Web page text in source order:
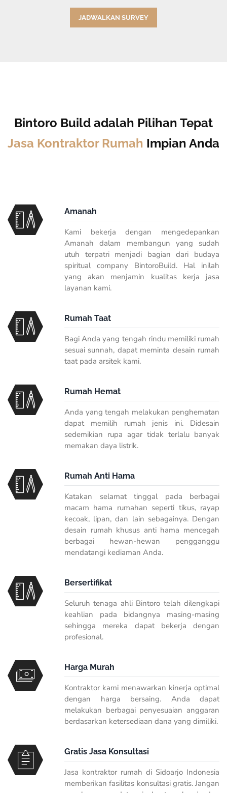
JADWALKAN SURVEY
Bintoro Build adalah Pilihan Tepat
Jasa Kontraktor Rumah Impian Anda
Amanah
Kami bekerja dengan mengedepankan
Amanah dalam membangun yang sudah
utuh terpatri menjadi bagian dari budaya
spiritual company BintoroBuild. Hal inilah
yang akan menjamin kualitas kerja jasa
layanan kami.
Rumah Taat
Bagi Anda yang tengah rindu memiliki rumah
sesuai sunnah, dapat meminta desain rumah
taat pada arsitek kami.
Rumah Hemat
Anda yang tengah melakukan penghematan
dapat memilih rumah jenis ini. Didesain
sedemikian rupa agar tidak terlalu banyak
memakan daya listrik.
Rumah Anti Hama
Katakan selamat tinggal pada berbagai
macam hama rumahan seperti tikus, rayap
kecoak, lipan, dan lain sebagainya. Dengan
desain rumah khusus anti hama mencegah
berbagai hewan-hewan pengganggu
mendatangi kediaman Anda.
Bersertifikat
Seluruh tenaga ahli Bintoro telah dilengkapi
keahlian pada bidangnya masing-masing
sehingga mereka dapat bekerja dengan
profesional.
Harga Murah
Kontraktor kami menawarkan kinerja optimal
dengan harga bersaing. Anda dapat
melakukan berbagai penyesuaian anggaran
berdasarkan ketersediaan dana yang dimiliki.
Gratis Jasa Konsultasi
Jasa kontraktor rumah di Sidoarjo Indonesia
memberikan fasilitas konsultasi gratis. Jangan